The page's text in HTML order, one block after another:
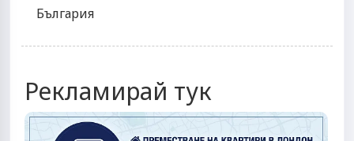
България
Рекламирай тук